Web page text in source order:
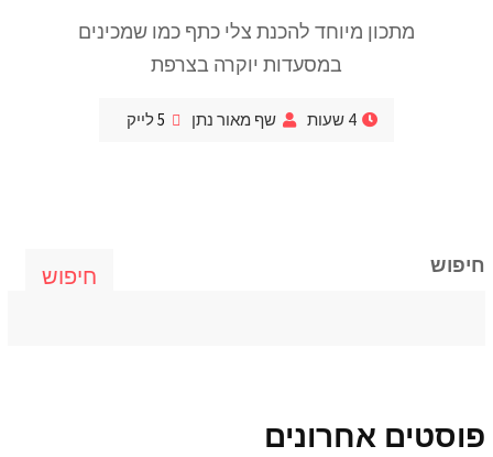
מתכון מיוחד להכנת צלי כתף כמו שמכינים
במסעדות יוקרה בצרפת
4 שעות שף מאור נתן 5לייק
חיפוש חיפוש
פוסטים אחרונים